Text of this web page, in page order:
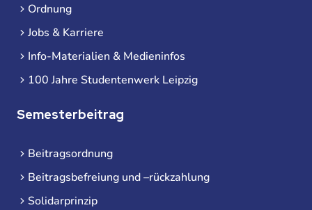
Ordnung
Jobs & Karriere
Info-Materialien & Medieninfos
100 Jahre Studentenwerk Leipzig
Semesterbeitrag
Beitragsordnung
Beitragsbefreiung und –rückzahlung
Solidarprinzip